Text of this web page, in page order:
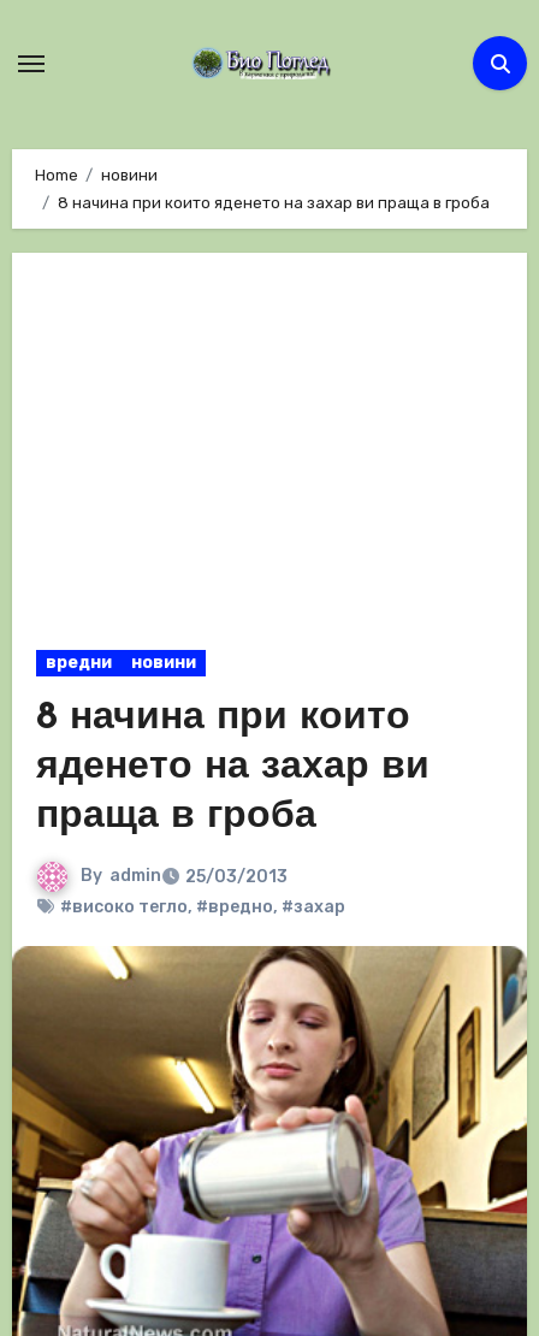
Home
новини
8 начина при които яденето на захар ви праща в гроба
вредни новини
8 начина при които
яденето на захар ви
праща в гроба
By admin
25/03/2013
#високо тегло, #вредно, #захар